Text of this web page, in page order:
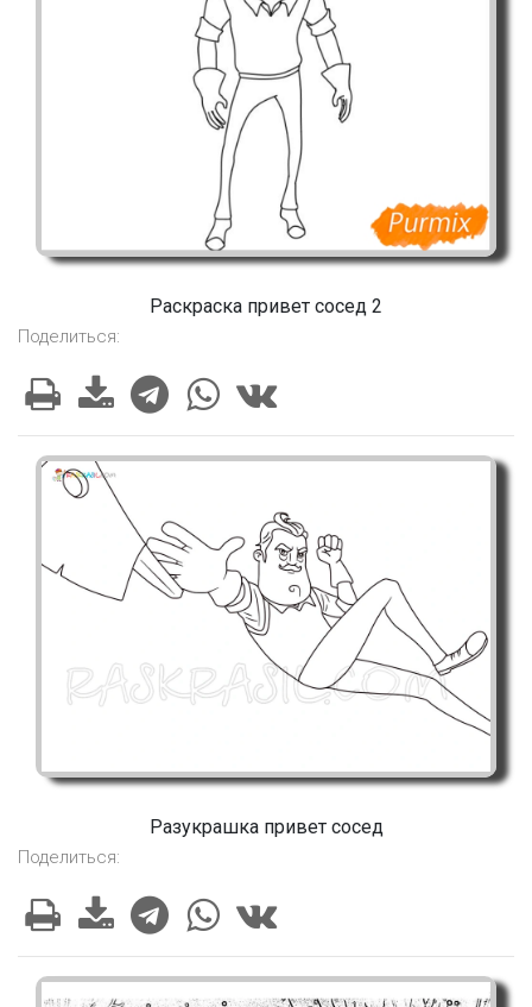
Раскраска привет сосед 2
Поделиться:
Разукрашка привет сосед
Поделиться: